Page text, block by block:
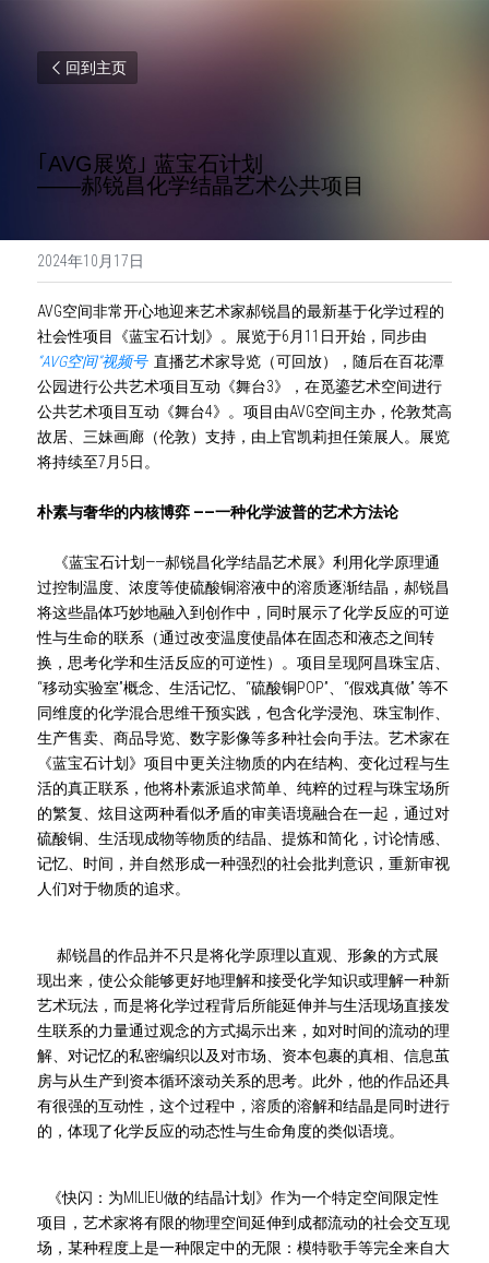
回到主页
｢AVG展览｣ 蓝宝石计划
——郝锐昌化学结晶艺术公共项目
2024年10月17日
AVG空间非常开心地迎来艺术家郝锐昌的最新基于化学过程的
社会性项目《蓝宝石计划》。展览于6月11日开始，同步由
“AVG空间”视频号 直播艺术家导览（可回放），随后在百花潭
公园进行公共艺术项目互动《舞台3》，在觅鎏艺术空间进行
公共艺术项目互动《舞台4》。项目由AVG空间主办，伦敦梵高
故居、三妹画廊（伦敦）支持，由上官凯莉担任策展人。展览
将持续至7月5日。
朴素与奢华的内核博弈 ——一种化学波普的艺术方法论
《蓝宝石计划——郝锐昌化学结晶艺术展》利用化学原理通
过控制温度、浓度等使硫酸铜溶液中的溶质逐渐结晶，郝锐昌
将这些晶体巧妙地融入到创作中，同时展示了化学反应的可逆
性与生命的联系（通过改变温度使晶体在固态和液态之间转
换，思考化学和生活反应的可逆性）。项目呈现阿昌珠宝店、
“移动实验室”概念、生活记忆、“硫酸铜POP”、“假戏真做” 等不
同维度的化学混合思维干预实践，包含化学浸泡、珠宝制作、
生产售卖、商品导览、数字影像等多种社会向手法。 艺术家在
《蓝宝石计划》项目中更关注物质的内在结构、变化过程与生
活的真正联系，他将朴素派追求简单、纯粹的过程与珠宝场所
的繁复、炫目这两种看似矛盾的审美语境融合在一起，通过对
硫酸铜、生活现成物等物质的结晶、提炼和简化，讨论情感、
记忆、时间，并自然形成一种强烈的社会批判意识，重新审视
人们对于物质的追求。
现出来，使公众能够更好地理解和接受化学知识或理解一种新
艺术玩法，而是将化学过程背后所能延伸并与生活现场直接发
生联系的力量通过观念的方式揭示出来，如对时间的流动的理
解、对记忆的私密编织以及对市场、资本包裹的真相、信息茧
房与从生产到资本循环滚动关系的思考。此外，他的作品还具
有很强的互动性， 这个过程中，溶质的溶解和结晶是同时进行
的，体现了化学反应的动态性与生命角度的类似语境。
《快闪：为MILIEU做的结晶计划》作为一个特定空间限定性
项目，艺术家将有限的物理空间延伸到成都流动的社会交互现
场，某种程度上是一种限定中的无限：模特歌手等完全来自大